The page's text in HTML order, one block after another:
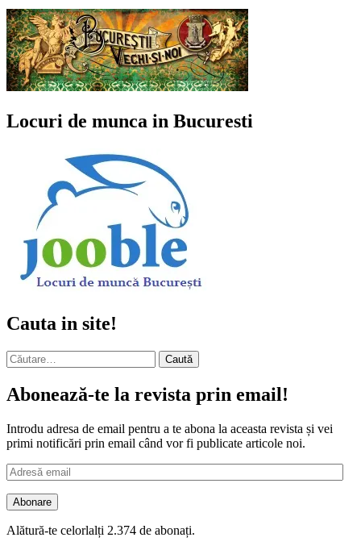
Locuri de munca in Bucuresti
Cauta in site!
Caută
după:
Abonează-te la revista prin email!
Introdu adresa de email pentru a te abona la aceasta revista și vei
primi notificări prin email când vor fi publicate articole noi.
Adresă
email
Abonare
Alătură-te celorlalți 2.374 de abonați.